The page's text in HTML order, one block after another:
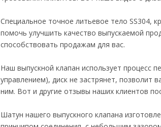
Специальное точное литьевое тело SS304,
помочь улучшить качество выпускаемой
способствовать продажам для вас.
Наш выпускной клапан использует
управлением), диск не застрянет,
ним. Вот и другие отзывы наших клиентов
Шатун нашего выпускного клапана